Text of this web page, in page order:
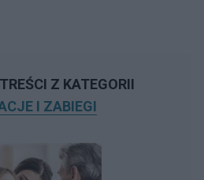
Z KATEGORII
I ZABIEGI